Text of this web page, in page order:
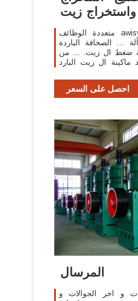
زيت
متعددة الوظائف awisy المسمار نوع تي شيرت
... الصحافة الباردة
آلة ضغط ال زيت. ... من
ماكينة ال زيت البارد
احصل على السعر
المرسال
و اخر الجوالات و